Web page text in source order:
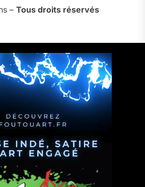
– Tous droits réservés